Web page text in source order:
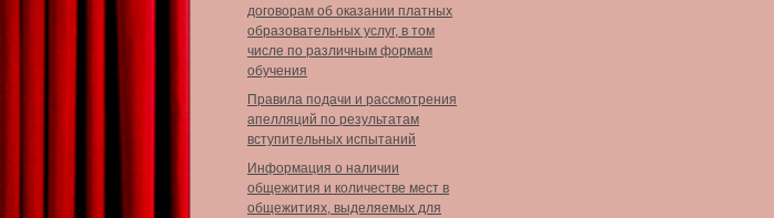
договорам об оказании платных
образовательных услуг, в том
числе по различным формам
обучения
Правила подачи и рассмотрения
апелляций по результатам
вступительных испытаний
Информация о наличии
общежития и количестве мест в
общежитиях, выделяемых для